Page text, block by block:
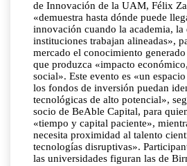
de Innovación de la UAM, Félix
«demuestra hasta dónde puede
innovación cuando la academia, la
instituciones trabajan alineadas»,
mercado el conocimiento
que produzca «impacto
social». Este evento es «un
los fondos de inversión puedan
tecnológicas de alto potencial»,
socio de BeAble Capital, para
«tiempo y capital paciente»,
necesita proximidad al talento
tecnologías disruptivas».
las universidades figuran las de